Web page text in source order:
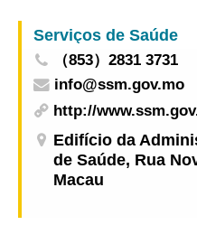
Serviços de Saúde
（853）2831 3731
info@ssm.gov.mo
http://
Edifício da
de Saúde, Rua
Macau